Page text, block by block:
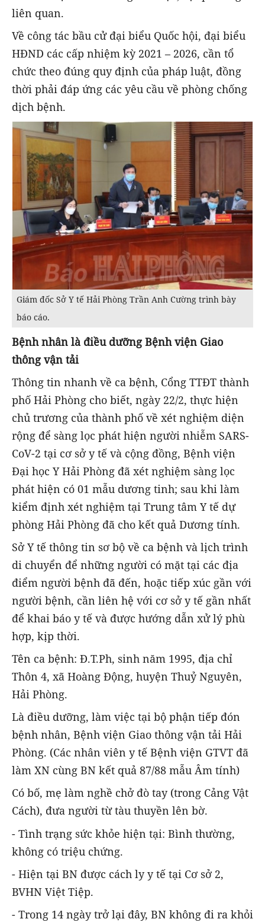
liên quan.
Về công tác bầu cử đại biểu Quốc hội, đại biểu
HĐND các cấp nhiệm kỳ 2021 – 2026, cần tổ
chức theo đúng quy định của pháp luật, đồng
thời phải đáp ứng các yêu cầu về phòng chống
dịch bệnh.
Giám đốc Sở Y tế Hải Phòng Trần Anh Cường trình bày
báo cáo.
Bệnh nhân là điều dưỡng Bệnh viện Giao
thông vận tải
Thông tin nhanh về ca bệnh, Cổng TTĐT thành
phố Hải Phòng cho biết, ngày 22/2, thực hiện
chủ trương của thành phố về xét nghiệm diện
rộng để sàng lọc phát hiện người nhiễm SARS-
CoV-2 tại cơ sở y tế và cộng đồng, Bệnh viện
Đại học Y Hải Phòng đã xét nghiệm sàng lọc
phát hiện có 01 mẫu dương tinh; sau khi làm
kiểm định xét nghiệm tại Trung tâm Y tế dự
phòng Hải Phòng đã cho kết quả Dương tính.
Sở Y tế thông tin sơ bộ về ca bệnh và lịch trình
di chuyển để những người có mặt tại các địa
điểm người bệnh đã đến, hoặc tiếp xúc gần với
người bệnh, cần liên hệ với cơ sở y tế gần nhất
để khai báo y tế và được hướng dẫn xử lý phù
hợp, kịp thời.
Tên ca bệnh: Đ.T.Ph, sinh năm 1995, địa chỉ
Thôn 4, xã Hoàng Động, huyện Thuỷ Nguyên,
Hải Phòng.
Là điều dưỡng, làm việc tại bộ phận tiếp đón
bệnh nhân, Bệnh viện Giao thông vận tải Hải
Phòng. (Các nhân viên y tế Bệnh viện GTVT đã
làm XN cùng BN kết quả 87/88 mẫu Âm tính)
Có bố, mẹ làm nghề chở đò tay (trong Cảng Vật
Cách), đưa người từ tàu thuyền lên bờ.
- Tình trạng sức khỏe hiện tại: Bình thường,
không có triệu chứng.
- Hiện tại BN được cách ly y tế tại Cơ sở 2,
BVHN Việt Tiệp.
- Trong 14 ngày trở lại đây, BN không đi ra khỏi